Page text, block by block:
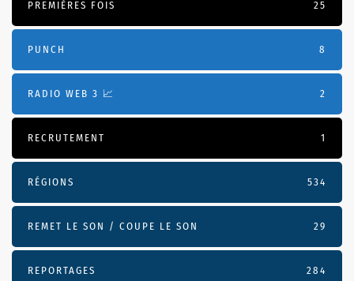
PREMIÈRES FOIS 25
PUNCH 8
RADIO WEB 3 📈 2
RECRUTEMENT 1
RÉGIONS 534
REMET LE SON / COUPE LE SON 29
REPORTAGES 284